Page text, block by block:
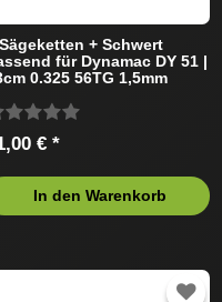
+ Schwert
für Dynamac DY 51 |
0.325 56TG 1,5mm
€ *
In den Warenkorb